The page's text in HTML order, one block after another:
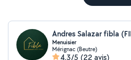
Andres Salazar fibla
Menuisier
Mérignac (Beutre)
4,3/5 (22 avis)